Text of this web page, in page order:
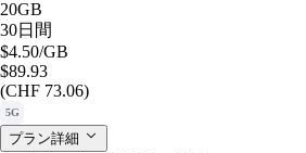
20GB
30日間
$4.50/GB
$89.93
(CHF 73.06)
5G
プラン詳細